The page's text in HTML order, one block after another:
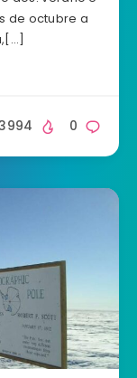
de octubre a
0